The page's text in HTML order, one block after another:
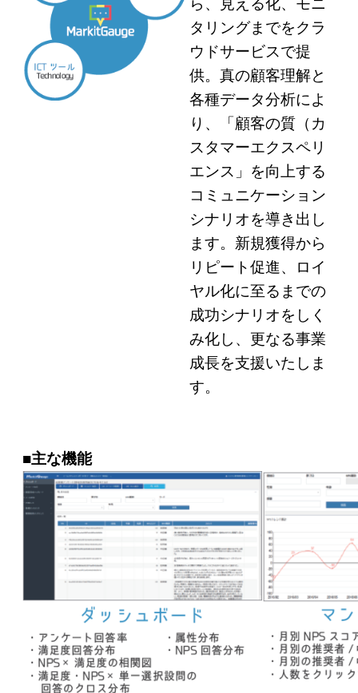
ら、見える化、モニ
タリングまでをクラ
ウドサービスで提
供。真の顧客理解と
各種データ分析によ
り、「顧客の質（カ
スタマーエクスペリ
エンス」を向上する
コミュニケーション
シナリオを導き出し
ます。新規獲得から
リピート促進、ロイ
ヤル化に至るまでの
成功シナリオをしく
み化し、更なる事業
成長を支援いたしま
す。
■主な機能